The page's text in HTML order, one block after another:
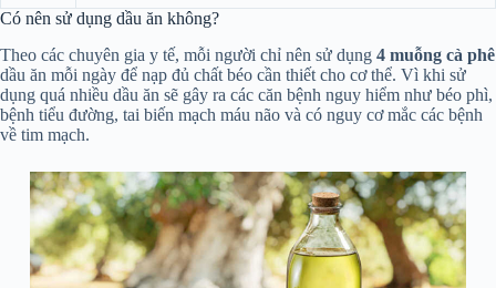
Có nên sử dụng dầu ăn không?
Theo các chuyên gia y tế, mỗi người chỉ nên sử dụng 4 muỗng cà phê
dầu ăn mỗi ngày để nạp đủ chất béo cần thiết cho cơ thể. Vì khi sử
dụng quá nhiều dầu ăn sẽ gây ra các căn bệnh nguy hiểm như béo phì,
bệnh tiểu đường, tai biến mạch máu não và có nguy cơ mắc các bệnh
về tim mạch.